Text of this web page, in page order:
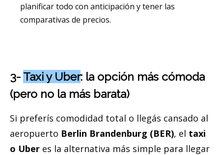
planificar todo con anticipación y tener las
comparativas de precios.
3- Taxi y Uber: la opción más cómoda
(pero no la más barata)
Si preferís comodidad total o llegás cansado al
aeropuerto Berlin Brandenburg (BER), el taxi
o Uber es la alternativa más simple para llegar